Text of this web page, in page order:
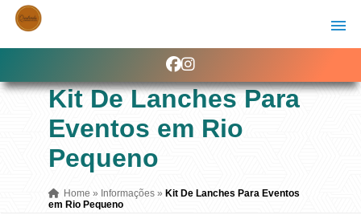
Kit De Lanches Para
Eventos em Rio
Pequeno
Home » Informações » Kit De Lanches Para Eventos
em Rio Pequeno